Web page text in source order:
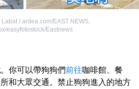
/ ardea.com/EAST NEWS
easyfotostock/Eastnews
。你可以帶狗狗們前往咖啡館、餐
和大眾交通。禁止狗狗進入的地方